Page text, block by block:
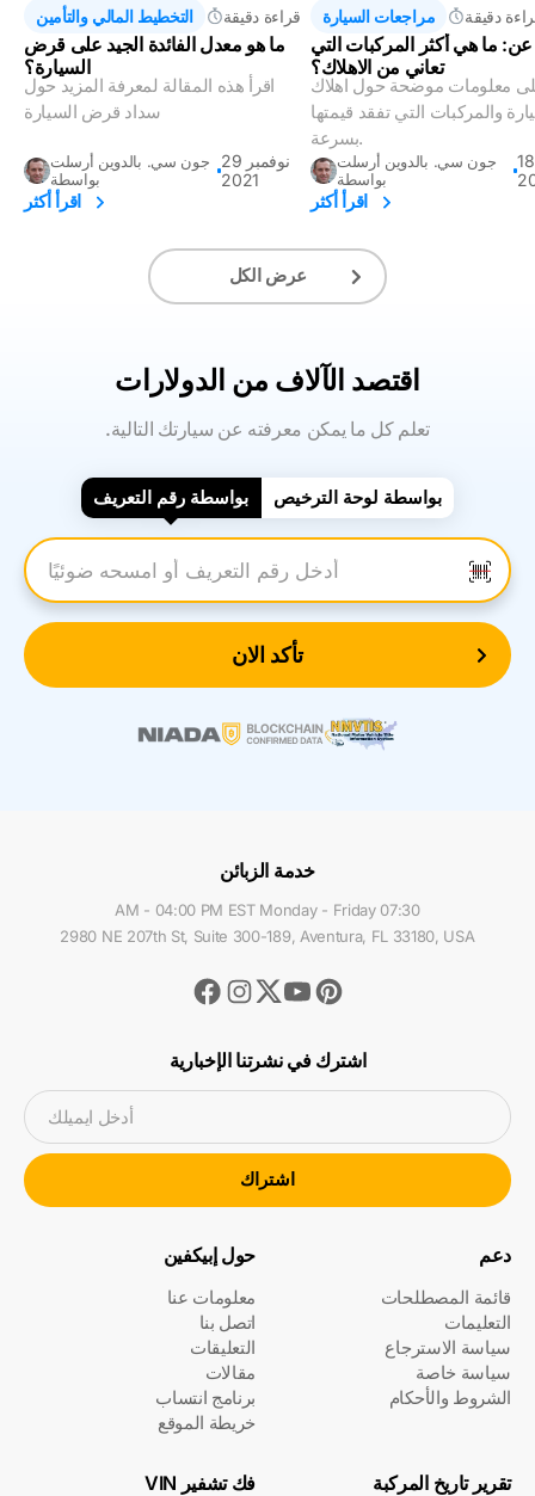
التخطيط المالي والتأمين قراءة دقيقة
ما هو معدل الفائدة الجيد على قرض
السيارة؟
اقرأ هذه المقالة لمعرفة المزيد حول
سداد قرض السيارة
جون سي. بالدوين أرسلت
بواسطة
29 نوفمبر
2021
اقرأ أكثر
مراجعات السيارة دقيقة
ما هي أكثر المركبات التي
تعاني من الاهلاك؟
معلومات موضحة حول اهلاك
والمركبات التي تفقد قيمتها
بسرعة.
جون سي. بالدوين أرسلت
بواسطة
يناير
اقرأ أكثر
عرض الكل
اقتصد الآلاف من الدولارات
.تعلم كل ما يمكن معرفته عن سيارتك التالية
بواسطة رقم التعريف بواسطة لوحة الترخيص
أدخل رقم التعريف
تأكد الان
خدمة الزبائن
07:30 AM - 04:00 PM EST Monday - Friday
2980 NE 207th St, Suite 300-189, Aventura, FL 33180, USA
Facebook
Instagram
TwitterYoutubePinterest
اشترك في نشرتنا الإخبارية
أدخل ايميلك
اشتراك
حول إبيكفين
معلومات عنا
اتصل بنا
التعليقات
مقالات
برنامج انتساب
خريطة الموقع
دعم
قائمة المصطلحات
التعليمات
سياسة الاسترجاع
سياسة خاصة
الشروط والأحكام
فك تشفير VIN تقرير تاريخ المركبة